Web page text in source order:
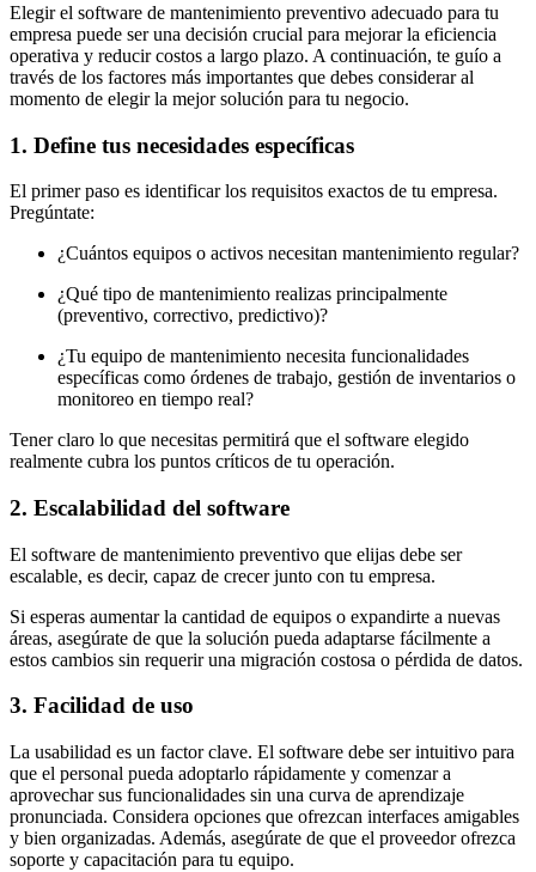
Elegir el software de mantenimiento preventivo adecuado para tu
empresa puede ser una decisión crucial para mejorar la eficiencia
operativa y reducir costos a largo plazo. A continuación, te guío a
través de los factores más importantes que debes considerar al
momento de elegir la mejor solución para tu negocio.
1. Define tus necesidades específicas
El primer paso es identificar los requisitos exactos de tu empresa.
Pregúntate:
¿Cuántos equipos o activos necesitan mantenimiento regular?
¿Qué tipo de mantenimiento realizas principalmente
(preventivo, correctivo, predictivo)?
¿Tu equipo de mantenimiento necesita funcionalidades
específicas como órdenes de trabajo, gestión de inventarios o
monitoreo en tiempo real?
Tener claro lo que necesitas permitirá que el software elegido
realmente cubra los puntos críticos de tu operación.
2. Escalabilidad del software
El software de mantenimiento preventivo que elijas debe ser
escalable, es decir, capaz de crecer junto con tu empresa.
Si esperas aumentar la cantidad de equipos o expandirte a nuevas
áreas, asegúrate de que la solución pueda adaptarse fácilmente a
estos cambios sin requerir una migración costosa o pérdida de datos.
3. Facilidad de uso
La usabilidad es un factor clave. El software debe ser intuitivo para
que el personal pueda adoptarlo rápidamente y comenzar a
aprovechar sus funcionalidades sin una curva de aprendizaje
pronunciada. Considera opciones que ofrezcan interfaces amigables
y bien organizadas. Además, asegúrate de que el proveedor ofrezca
soporte y capacitación para tu equipo.